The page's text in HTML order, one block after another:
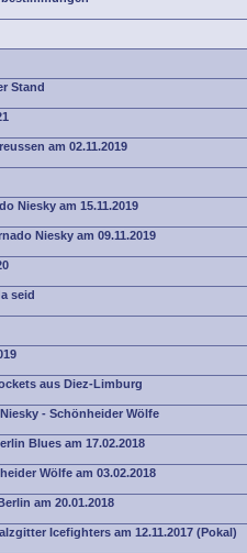
Stand
am 02.11.2019
Niesky am 15.11.2019
Niesky am 09.11.2019
seid
aus Diez-Limburg
- Schönheider Wölfe
Blues am 17.02.2018
Wölfe am 03.02.2018
am 20.01.2018
Icefighters am 12.11.2017 (Pokal)